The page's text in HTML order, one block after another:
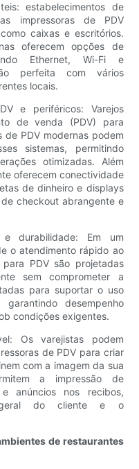
estabelecimentos de
impressoras de PDV
caixas e escritórios.
oferecem opções de
Ethernet, Wi-Fi e
perfeita com vários
locais.
e periféricos: Varejos
de venda (PDV) para
de PDV modernas podem
sistemas, permitindo
otimizadas. Além
oferecem conectividade
de dinheiro e displays
checkout abrangente e
durabilidade: Em um
o atendimento rápido ao
PDV são projetadas
sem comprometer a
para suportar o uso
desempenho
condições exigentes.
Os varejistas podem
de PDV para criar
com a imagem da sua
a impressão de
anúncios nos recibos,
geral do cliente e o
de restaurantes